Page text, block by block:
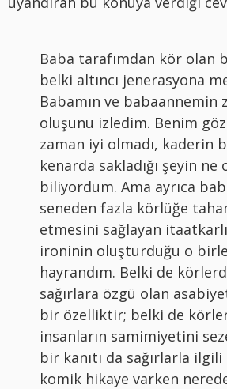
Baba tarafımdan kör olan
belki altıncı jenerasyona
Babamın ve babaannemin
oluşunu izledim. Benim
zaman iyi olmadı, kaderin
kenarda sakladığı şeyin ne
biliyordum. Ama ayrıca
seneden fazla körlüğe
etmesini sağlayan
ironinin oluşturduğu o
hayrandım. Belki de
sağırlara özgü olan
bir özelliktir; belki de
insanların samimiyetini
bir kanıtı da sağırlarla
komik hikaye varken